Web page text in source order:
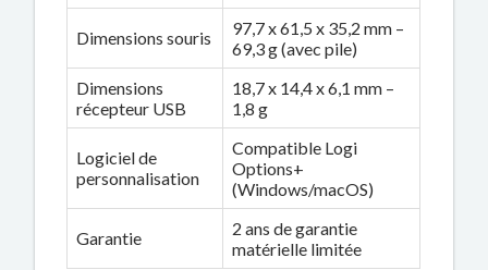
Dimensions souris
97,7 x 61,5 x 35,2 mm –
69,3 g (avec pile)
Dimensions
récepteur USB
18,7 x 14,4 x 6,1 mm –
1,8 g
Logiciel de
personnalisation
Compatible Logi
Options+
(Windows/macOS)
Garantie
2 ans de garantie
matérielle limitée